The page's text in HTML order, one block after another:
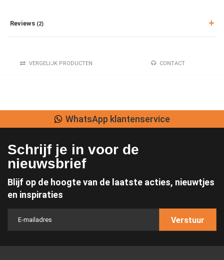
Reviews (2)
VERGELIJK PRODUCTEN CONTACT
WhatsApp klantenservice
Schrijf je in voor de
nieuwsbrief
Blijf op de hoogte van de laatste acties, nieuwtjes
en inspiraties
Verstuur